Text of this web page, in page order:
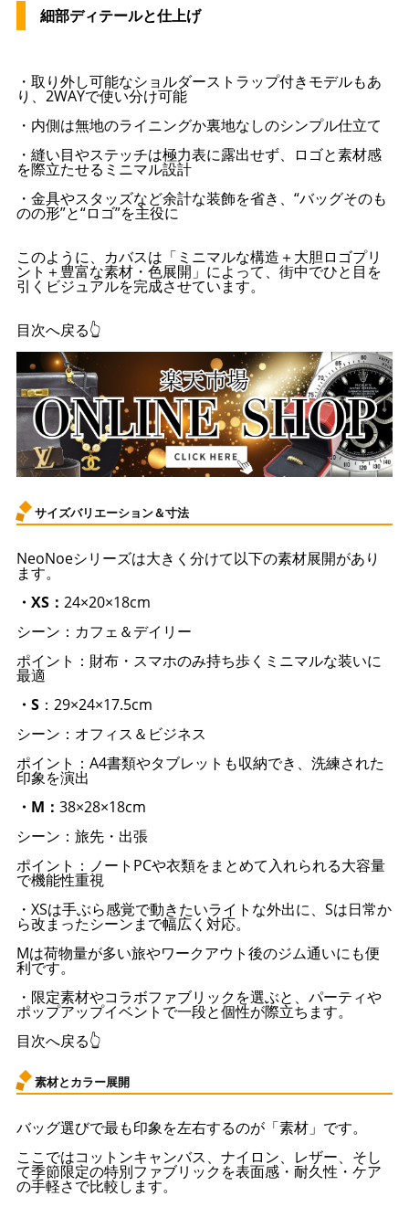
細部ディテールと仕上げ
・取り外し可能なショルダーストラップ付きモデルもあ
り、2WAYで使い分け可能
・内側は無地のライニングか裏地なしのシンプル仕立て
・縫い目やステッチは極力表に露出せず、ロゴと素材感
を際立たせるミニマル設計
・金具やスタッズなど余計な装飾を省き、“バッグそのも
のの形”と“ロゴ”を主役に
このように、カバスは「ミニマルな構造＋大胆ロゴプリ
ント＋豊富な素材・色展開」によって、街中でひと目を
引くビジュアルを完成させています。
目次へ戻る👆
サイズバリエーション＆寸法
NeoNoeシリーズは大きく分けて以下の素材展開があり
ます。
・XS： 24×20×18cm
シーン：カフェ＆デイリー
ポイント：財布・スマホのみ持ち歩くミニマルな装いに
最適
・S：29×24×17.5cm
シーン：オフィス＆ビジネス
ポイント：A4書類やタブレットも収納でき、洗練された
印象を演出
・M： 38×28×18cm
シーン：旅先・出張
ポイント：ノートPCや衣類をまとめて入れられる大容量
で機能性重視
・XSは手ぶら感覚で動きたいライトな外出に、Sは日常か
ら改まったシーンまで幅広く対応。
Mは荷物量が多い旅やワークアウト後のジム通いにも便
利です。
・限定素材やコラボファブリックを選ぶと、パーティや
ポップアップイベントで一段と個性が際立ちます。
目次へ戻る👆
素材とカラー展開
バッグ選びで最も印象を左右するのが「素材」です。
ここではコットンキャンバス、ナイロン、レザー、そし
て季節限定の特別ファブリックを表面感・耐久性・ケア
の手軽さで比較します。